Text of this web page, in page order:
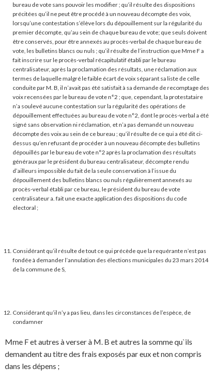
bureau de vote sans pouvoir les modifier ; qu’il résulte des dispositions
précitées qu’il ne peut être procédé à un nouveau décompte des voix,
lorsqu’une contestation s’élève lors du dépouillement sur la régularité du
premier décompte, qu’au sein de chaque bureau de vote; que seuls doivent
être conservés, pour être annexés au procès-verbal de chaque bureau de
vote, les bulletins blancs ou nuls ; qu’il résulte de l’instruction que Mme F a
fait inscrire sur le procès-verbal récapitulatif établi par le bureau
centralisateur, après la proclamation des résultats, une réclamation aux
termes de laquelle malgré le faible écart de voix séparant sa liste de celle
conduite par M. B, il n’avait pas été satisfait à sa demande de recomptage des
voix recensées par le bureau de vote n°2 ; que, cependant, la protestataire
n’a soulevé aucune contestation sur la régularité des opérations de
dépouillement effectuées au bureau de vote n°2, dont le procès-verbal a été
signé sans observation ni réclamation, et n’a pas demandé un nouveau
décompte des voix au sein de ce bureau ; qu’il résulte de ce qui a été dit ci-
dessus qu’en refusant de procéder à un nouveau décompte des bulletins
dépouillés par le bureau de vote n°2 après la proclamation des résultats
généraux par le président du bureau centralisateur, décompte rendu
d’ailleurs impossible du fait de la seule conservation à l’issue du
dépouillement des bulletins blancs ou nuls régulièrement annexés au
procès-verbal établi par ce bureau, le président du bureau de vote
centralisateur a. fait une exacte application des dispositions du code
électoral ;
Considérant qu’il résulte de tout ce qui précède que la requérante n’est pas
fondée à demander l’annulation des élections municipales du 23 mars 2014
de la commune de S,
Considérant qu’il n’y a pas lieu, dans les circonstances de l’espèce, de
condamner
Mme F et autres à verser à M. B et autres la somme qu`ils
demandent au titre des frais exposés par eux et non compris
dans les dépens ;